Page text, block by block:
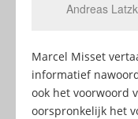
Andreas
Marcel Misset
informatief
ook het voorwoord
oorspronkelijk het